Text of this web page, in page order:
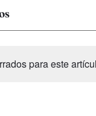
para este